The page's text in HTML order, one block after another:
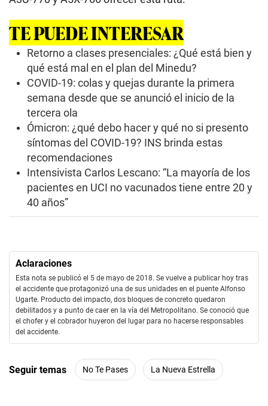
TE PUEDE INTERESAR
Retorno a clases presenciales: ¿Qué está bien y
qué está mal en el plan del Minedu?
COVID-19: colas y quejas durante la primera
semana desde que se anunció el inicio de la
tercera ola
Ómicron: ¿qué debo hacer y qué no si presento
síntomas del COVID-19? INS brinda estas
recomendaciones
Intensivista Carlos Lescano: “La mayoría de los
pacientes en UCI no vacunados tiene entre 20 y
40 años”
Aclaraciones
Esta nota se publicó el 5 de mayo de 2018. Se vuelve a publicar hoy tras
el accidente que protagonizó una de sus unidades en el puente Alfonso
Ugarte. Producto del impacto, dos bloques de concreto quedaron
debilitados y a punto de caer en la vía del Metropolitano. Se conoció que
el chofer y el cobrador huyeron del lugar para no hacerse responsables
del accidente.
Seguir temas No Te Pases La Nueva Estrella